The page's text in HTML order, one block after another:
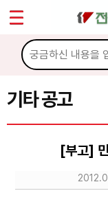
기타 공고
[부고]
마이페이지
소개
소식
공지사항